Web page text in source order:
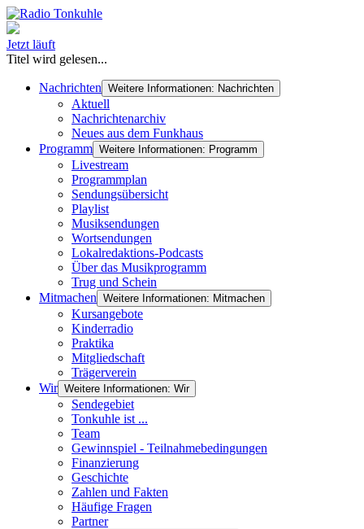
Jetzt läuft
Titel wird gelesen...
Nachrichten Weitere Informationen: Nachrichten
Aktuell
Nachrichtenarchiv
Neues aus dem Funkhaus
Programm Weitere Informationen: Programm
Livestream
Programmplan
Sendungsübersicht
Playlist
Musiksendungen
Wortsendungen
Lokalredaktions-Podcasts
Über das Musikprogramm
Trug und Schein
Mitmachen Weitere Informationen: Mitmachen
Kursangebote
Kinderradio
Praktika
Mitgliedschaft
Trägerverein
Wir Weitere Informationen: Wir
Sendegebiet
Tonkuhle ist ...
Team
Gewinnspiel - Teilnahmebedingungen
Finanzierung
Geschichte
Zahlen und Fakten
Häufige Fragen
Partner